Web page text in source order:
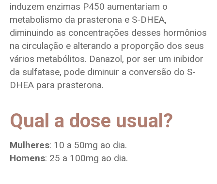
induzem enzimas P450 aumentariam o
metabolismo da prasterona e S-DHEA,
diminuindo as concentrações desses hormônios
na circulação e alterando a proporção dos seus
vários metabólitos. Danazol, por ser um inibidor
da sulfatase, pode diminuir a conversão do S-
DHEA para prasterona.
Qual a dose usual?
Mulheres: 10 a 50mg ao dia.
Homens: 25 a 100mg ao dia.